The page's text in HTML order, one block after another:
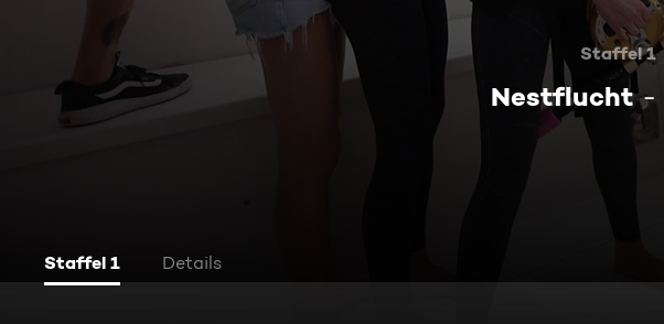
Staffel 1
Nestflucht
Staffel 1 Details